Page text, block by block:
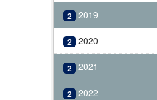
2 2019
2 2020
2 2021
2 2022